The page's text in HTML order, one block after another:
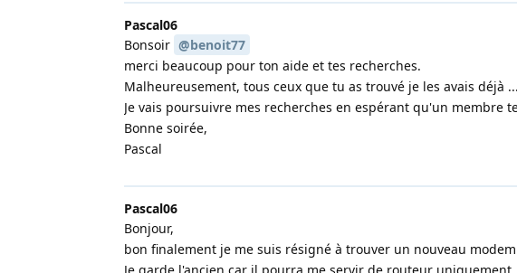
Pascal06
Bonsoir @benoit77
merci beaucoup pour ton aide et tes recherches.
Malheureusement, tous ceux que tu as trouvé je les avais déjà ...
Je vais poursuivre mes recherches en espérant qu'un membre
Bonne soirée,
Pascal
Pascal06
Bonjour,
bon finalement je me suis résigné à trouver un nouveau